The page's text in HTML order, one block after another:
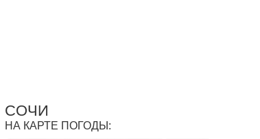
СОЧИ
НА КАРТЕ ПОГОДЫ: